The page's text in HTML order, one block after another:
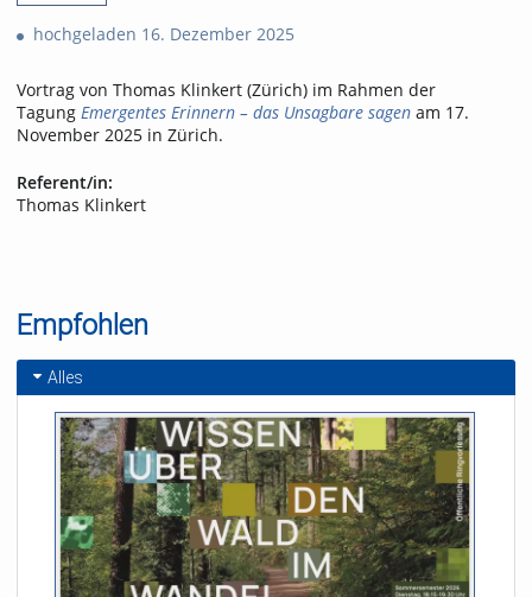
hochgeladen 16. Dezember 2025
Vortrag von Thomas Klinkert (Zürich) im Rahmen der
Tagung Emergentes Erinnern – das Unsagbare sagen am 17.
November 2025 in Zürich.
Referent/in:
Thomas Klinkert
Empfohlen
Alles